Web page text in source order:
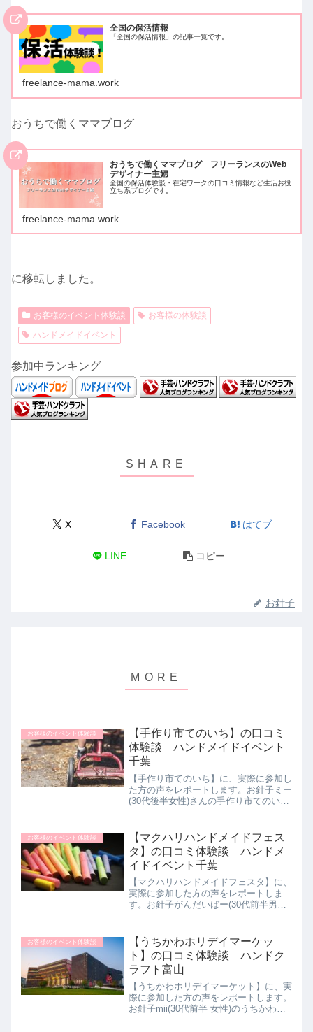
全国の保活情報
「全国の保活情報」の記事一覧です。
freelance-mama.work
おうちで働くママブログ
おうちで働くママブログ フリーランスのWeb
デザイナー主婦
全国の保活体験談・在宅ワークの口コミ情報など生活お役
立ち系ブログです。
freelance-mama.work
に移転しました。
お客様のイベント体験談
お客様の体験談
ハンドメイドイベント
参加中ランキング
X Facebook はてブ
LINE コピー
お針子
お客様のイベント体験談
【手作り市てのいち】の口コミ
体験談 ハンドメイドイベント
千葉
【手作り市てのいち】に、実際に参加し
た方の声をレポートします。お針子ミー
(30代後半女性)さんの手作り市てのいち
加しました。どんな物が販売されている
か、また自分で作れそ...
お客様のイベント体験談
【マクハリハンドメイドフェス
タ】の口コミ体験談 ハンドメ
イドイベント千葉
【マクハリハンドメイドフェスタ】に、
実際に参加した方の声をレポートしま
す。お針子がんだいばー(30代前半男性)
土細工が好きで、以前より行きたかった
ようで、誘われる形で参...
お客様のイベント体験談
【うちかわホリデイマーケッ
ト】の口コミ体験談 ハンドク
ラフト富山
【うちかわホリデイマーケット】に、実
際に参加した方の声をレポートします。
お針子mii(30代前半 女性)のうちかわホ